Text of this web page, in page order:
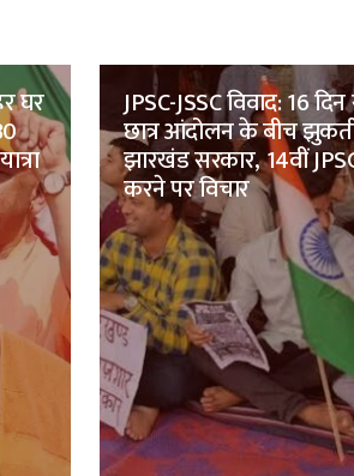
घर JPSC-JSSC विवाद: 16
छात्र आंदोलन के बीच
झारखंड सरकार, 14वीं
करने पर विचार